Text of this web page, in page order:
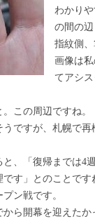
わかり
の間の辺
指紋側、
画像は
てアシ
この周辺ですね。
ですが、札幌で
、「復帰までは4
す」とのことです
ン戦です。
ら開幕を迎えた